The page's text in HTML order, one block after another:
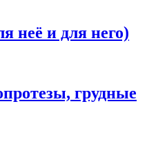
неё и для него)
грудные